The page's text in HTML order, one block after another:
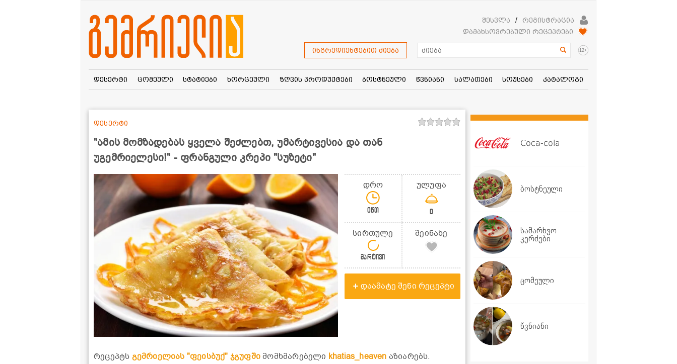
შესვლა /
რეგისტრაცია
დამახსოვრებული რეცეპტები
ინგრედიენტებით ძიება 12+
დესერტი ცომეული სტატიები ხორცეული ზღვის პროდუქტები ბოსტნეული წვნიანი სალათები სოუსები კატალოგი
"ამის მომზადებას ყველა შეძლებთ, უმარტივესია და თან
უგემრიელესი!" - ფრანგული კრეპი "სუზეტი"
დესერტი
დრო
0წთ
ულუფა
0
სირთულე
მარტივი
შეინახე
დაამატე შენი რეცეპტი
რეცეპტს გემრიელიას "ფეისბუქ" ჯგუფშიმომხმარებელი khatias_heaven აზიარებს.
Coca-cola
ბოსტნეული
სამარხვო
კერძები
ცომეული
წვნიანი